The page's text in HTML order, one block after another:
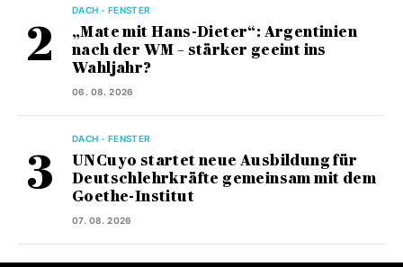
DACH - FENSTER
„Mate mit Hans-Dieter“: Argentinien
nach der WM – stärker geeint ins
Wahljahr?
06. 08. 2026
DACH - FENSTER
UNCuyo startet neue Ausbildung für
Deutschlehrkräfte gemeinsam mit dem
Goethe-Institut
07. 08. 2026